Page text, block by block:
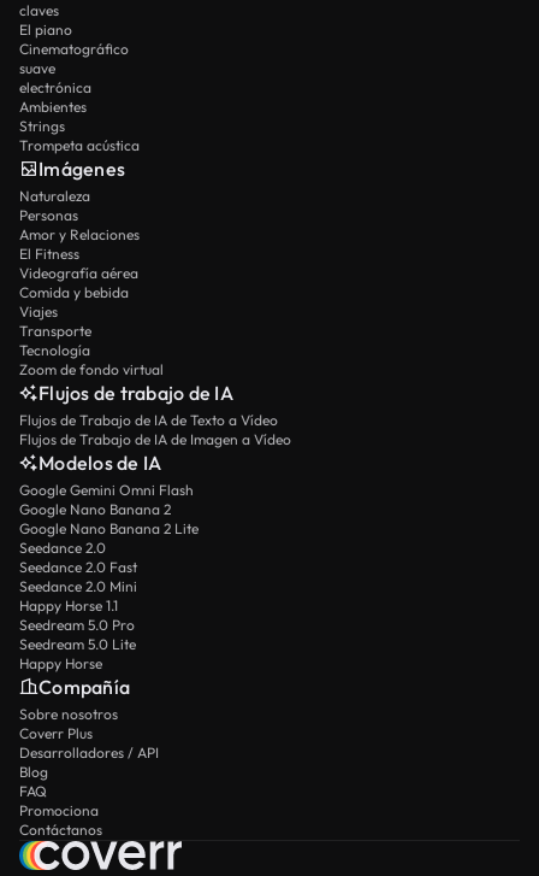
claves
El piano
Cinematográfico
suave
electrónica
Ambientes
Strings
Trompeta acústica
Imágenes
Naturaleza
Personas
Amor y Relaciones
El Fitness
Videografía aérea
Comida y bebida
Viajes
Transporte
Tecnología
Zoom de fondo virtual
Flujos de trabajo de IA
Flujos de Trabajo de IA de Texto a Vídeo
Flujos de Trabajo de IA de Imagen a Vídeo
Modelos de IA
Google Gemini Omni Flash
Google Nano Banana 2
Google Nano Banana 2 Lite
Seedance 2.0
Seedance 2.0 Fast
Seedance 2.0 Mini
Happy Horse 1.1
Seedream 5.0 Pro
Seedream 5.0 Lite
Happy Horse
Compañía
Sobre nosotros
Coverr Plus
Desarrolladores / API
Blog
FAQ
Promociona
Contáctanos